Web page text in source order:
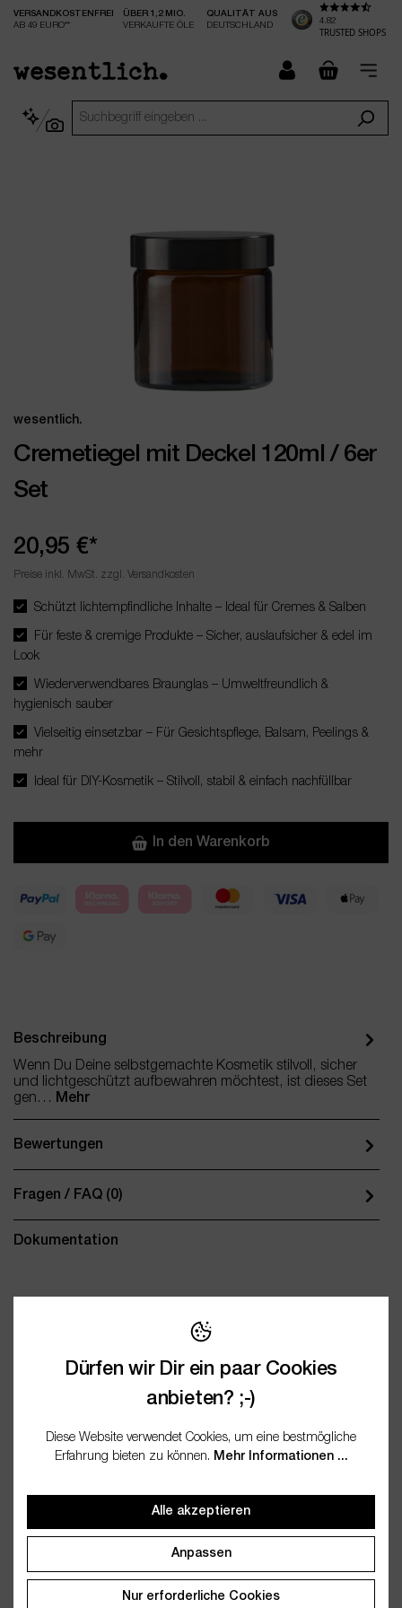
springen
VERSANDKOSTENFREI
AB 49 EURO**
ÜBER 1,2 MIO.
VERKAUFTE ÖLE
QUALITÄT AUS
DEUTSCHLAND
4.82
TRUSTED SHOPS
wesentlich.
Cremetiegel mit Deckel 120ml / 6er
Set
20,95 €*
Preise inkl. MwSt. zzgl. Versandkosten
Schützt lichtempfindliche Inhalte – Ideal für Cremes & Salben
Für feste & cremige Produkte – Sicher, auslaufsicher & edel im
Look
Wiederverwendbares Braunglas – Umweltfreundlich &
hygienisch sauber
Vielseitig einsetzbar – Für Gesichtspflege, Balsam, Peelings &
mehr
Ideal für DIY-Kosmetik – Stilvoll, stabil & einfach nachfüllbar
In den Warenkorb
Beschreibung
Wenn Du Deine selbstgemachte Kosmetik stilvoll, sicher
und lichtgeschützt aufbewahren möchtest, ist dieses Set
gen…
Mehr
Bewertungen
Fragen / FAQ (0)
Dokumentation
Name
Cremetiegel mit Deckel
Artikelnummer WES29990-6
Dürfen wir Dir ein paar Cookies
anbieten? ;-)
Diese Website verwendet Cookies, um eine bestmögliche
Erfahrung bieten zu können. Mehr Informationen ...
Alle akzeptieren
Anpassen
Nur erforderliche Cookies